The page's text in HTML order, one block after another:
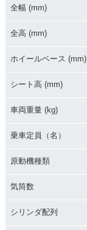
e・フルモデルチェ
2002年 Speed Tripl
全幅 (mm)
全高 (mm)
ホイールベース (mm)
シート高 (mm)
車両重量 (kg)
乗車定員（名）
原動機種類
気筒数
シリンダ配列